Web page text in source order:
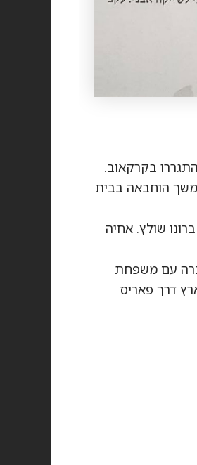
הוחבאה בבית
שולץ. אחיה
עברה עם משפחת
דרך פאריס